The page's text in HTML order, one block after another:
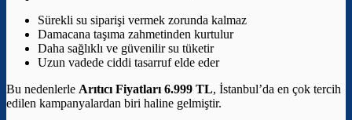
Sürekli su siparişi vermek zorunda kalmaz
Damacana taşıma zahmetinden kurtulur
Daha sağlıklı ve güvenilir su tüketir
Uzun vadede ciddi tasarruf elde eder
Bu nedenlerle Arıtıcı Fiyatları 6.999 TL, İstanbul’da en çok tercih
edilen kampanyalardan biri haline gelmiştir.